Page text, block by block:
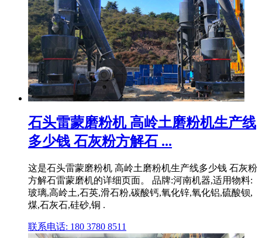
石头雷蒙磨粉机 高岭土磨粉机生产线
多少钱 石灰粉方解石 ...
这是石头雷蒙磨粉机 高岭土磨粉机生产线多少钱 石灰粉
方解石雷蒙磨机的详细页面。 品牌:河南机器,适用物料:
玻璃,高岭土,石英,滑石粉,碳酸钙,氧化锌,氧化铝,硫酸钡,
煤,石灰石,硅砂,铜 .
联系电话: 180 3780 8511